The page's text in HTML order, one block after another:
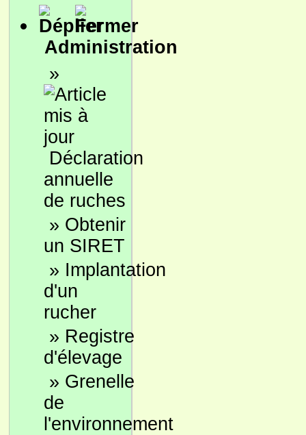
Administration
»
Déclaration
annuelle
de ruches
» Obtenir
un SIRET
» Implantation
d'un
rucher
» Registre
d'élevage
» Grenelle
de
l'environnement